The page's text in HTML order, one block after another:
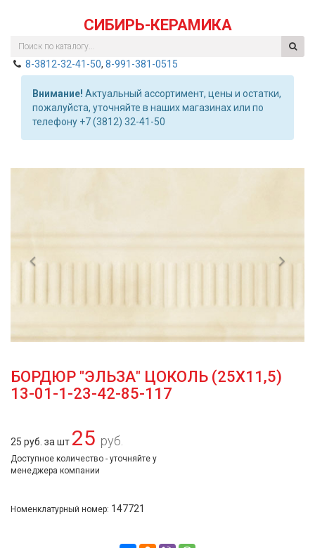
СИБИРЬ-КЕРАМИКА
8-3812-32-41-50, 8-991-381-0515
Внимание! Актуальный ассортимент, цены и остатки,
пожалуйста, уточняйте в наших магазинах или по
телефону +7 (3812) 32-41-50
Previous
БОРДЮР "ЭЛЬЗА" ЦОКОЛЬ (25Х11,5)
13-01-1-23-42-85-117
25 руб. за шт 25 руб.
Доступное количество - уточняйте у
менеджера компании
Номенклатурный номер: 147721